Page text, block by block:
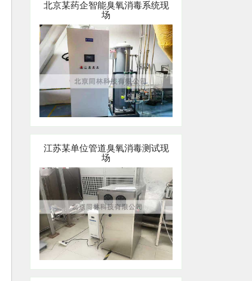
北京某药企智能臭氧消毒系统现
场
江苏某单位管道臭氧消毒测试现
场